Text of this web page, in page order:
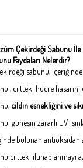
Çekirdeği Sabunu İle
Faydaları Nelerdir?
sabunu,
, ciltteki hücre
cildin esnekliğini ve
güneşin zararlı UV
bulunan
ciltteki iltihaplanmayı